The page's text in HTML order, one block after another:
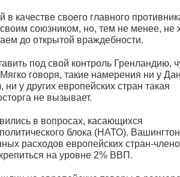
в качестве своего главного
союзником, но, тем не менее, не
до открытой враждебности.
под свой контроль Гренландию,
говоря, такие намерения ни у
у других европейских стран такая
не вызывает.
в вопросах, касающихся
блока (НАТО). Вашингтон
расходов европейских стран-
на уровне 2% ВВП.